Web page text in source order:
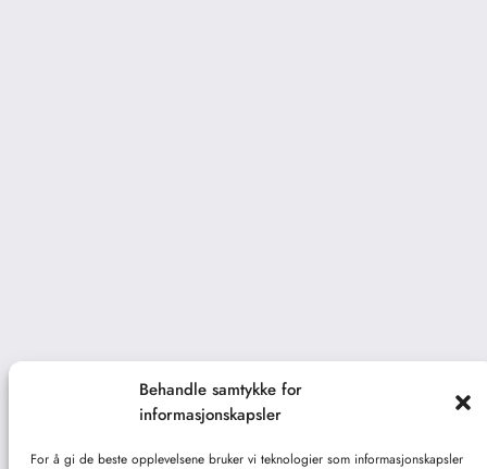
Behandle samtykke for
informasjonskapsler
For å gi de beste opplevelsene bruker vi teknologier som informasjonskapsler